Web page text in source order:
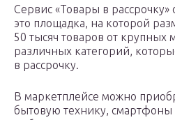
Сервис «Товары в
это площадка, на которой
50 тысяч товаров от крупных
различных категорий,
в рассрочку.
В маркетплейсе можно
бытовую технику, смартфоны